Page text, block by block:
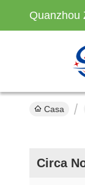
Quanzhou
Casa
Circa